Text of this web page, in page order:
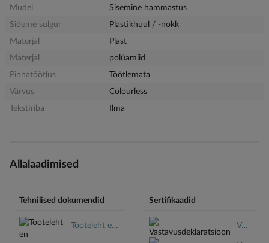
Mudel
Sisemine hammastus
Sideme sulgur
Plastikhuul / -nokk
Materjal
Plast
Materjal
polüamiid
Pinnatöötlus
Töötlemata
Värvus
Colourless
Tekstiriba
Ilma
Allalaadimised
Tehnilised dokumendid
Tooteleht en.pdf
Sertifikaadid
Vastavusdeklaratsioon en.pdf